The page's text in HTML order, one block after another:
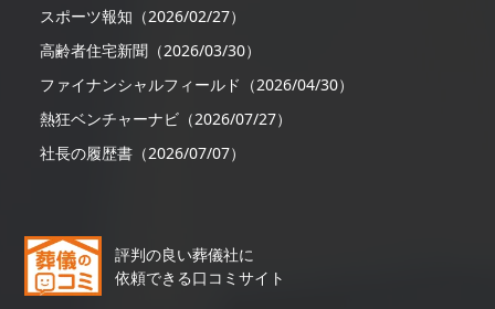
スポーツ報知（2026/02/27）
高齢者住宅新聞（2026/03/30）
ファイナンシャルフィールド（2026/04/30）
熱狂ベンチャーナビ（2026/07/27）
社長の履歴書（2026/07/07）
評判の良い葬儀社に
依頼できる口コミサイト